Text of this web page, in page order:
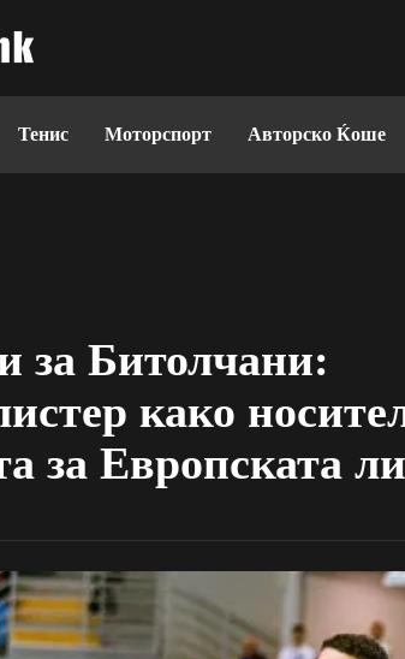
Тенис Моторспорт Авторско Ќоше
за Битолчани:
како
за Европската